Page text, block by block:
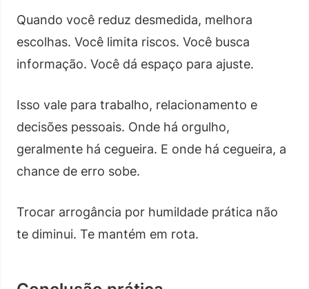
Quando você reduz desmedida, melhora
escolhas. Você limita riscos. Você busca
informação. Você dá espaço para ajuste.
Isso vale para trabalho, relacionamento e
decisões pessoais. Onde há orgulho,
geralmente há cegueira. E onde há cegueira, a
chance de erro sobe.
Trocar arrogância por humildade prática não
te diminui. Te mantém em rota.